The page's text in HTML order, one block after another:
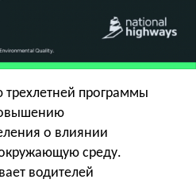
трехлетней программы
о влиянии
среду.
водителей